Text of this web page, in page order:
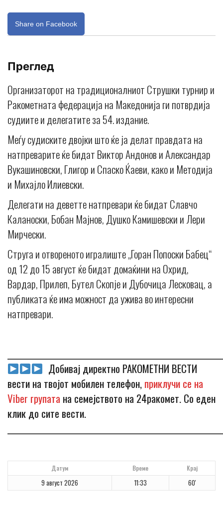
Share on Facebook
Преглед
Организаторот на традиционалниот Струшки турнир и
Ракометната федерација на Македонија ги потврдија
судиите и делегатите за 54. издание.
Меѓу судиските двојки што ќе ја делат правдата на
натпреварите ќе бидат Виктор Андонов и Александар
Вукашиновски, Глигор и Спаско Ќаеви, како и Методија
и Михајло Илиевски.
Делегати на деветте натпревари ќе бидат Славчо
Каланоски, Бобан Мајнов, Душко Камишевски и Лери
Мирчески.
Струга и отвореното игралиште „Горан Попоски Бабец“
од 12 до 15 август ќе бидат домаќини на Охрид,
Вардар, Прилеп, Бутел Скопје и Дубочица Лесковац, а
публиката ќе има можност да ужива во интересни
натпревари.
Добивај директно РАКОМЕТНИ ВЕСТИ
вести на твојот мобилен телефон,приклучи се на
Viber групата на семејството на 24ракомет. Со еден
клик до сите вести.
Датум Време Крај
9 август 2026 11:33 60'